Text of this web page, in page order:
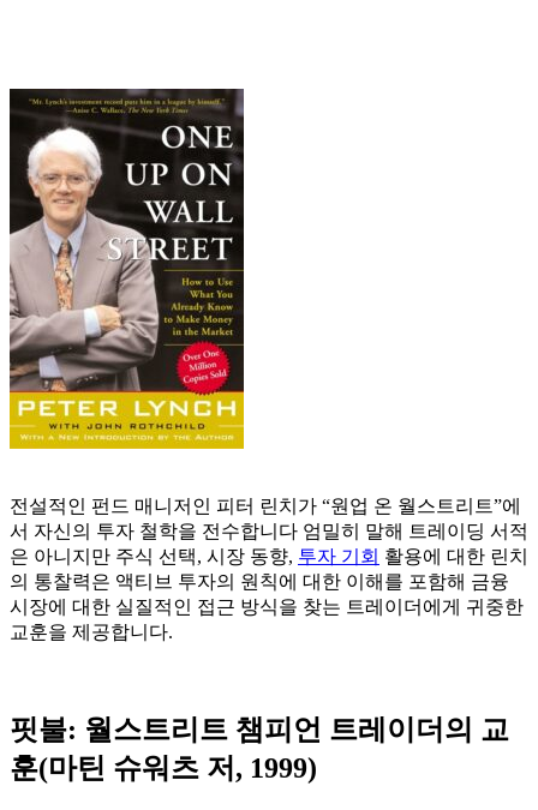
전설적인 펀드 매니저인 피터 린치가 “원업 온 월스트리트”에
서 자신의 투자 철학을 전수합니다 엄밀히 말해 트레이딩 서적
은 아니지만 주식 선택, 시장 동향, 투자 기회 활용에 대한 린치
의 통찰력은 액티브 투자의 원칙에 대한 이해를 포함해 금융
시장에 대한 실질적인 접근 방식을 찾는 트레이더에게 귀중한
교훈을 제공합니다.
핏불: 월스트리트 챔피언 트레이더의 교
훈(마틴 슈워츠 저, 1999)